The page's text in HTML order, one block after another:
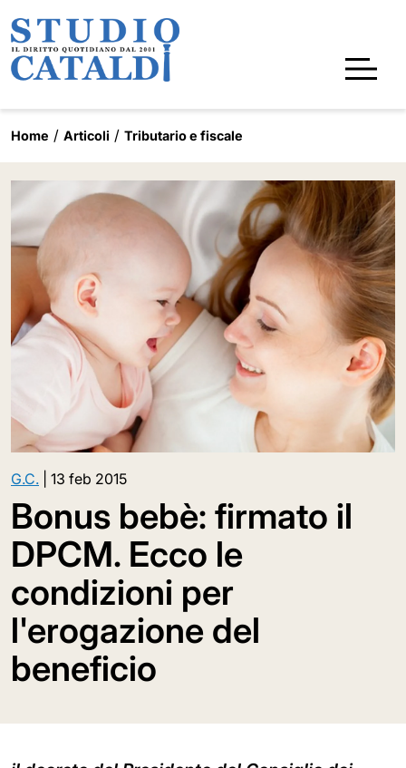
Home Articoli Tributario e fiscale
G.C. 13 feb 2015
Bonus bebè: firmato il
DPCM. Ecco le
condizioni per
l'erogazione del
beneficio